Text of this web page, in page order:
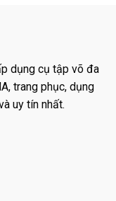
dụng cụ tập võ đa
trang phục, dụng
uy tín nhất.